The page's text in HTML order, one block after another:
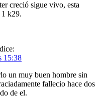
creció sigue vivo, esta
k29.
dice:
15:38
un muy buen hombre sin
fallecio hace dos
de el.